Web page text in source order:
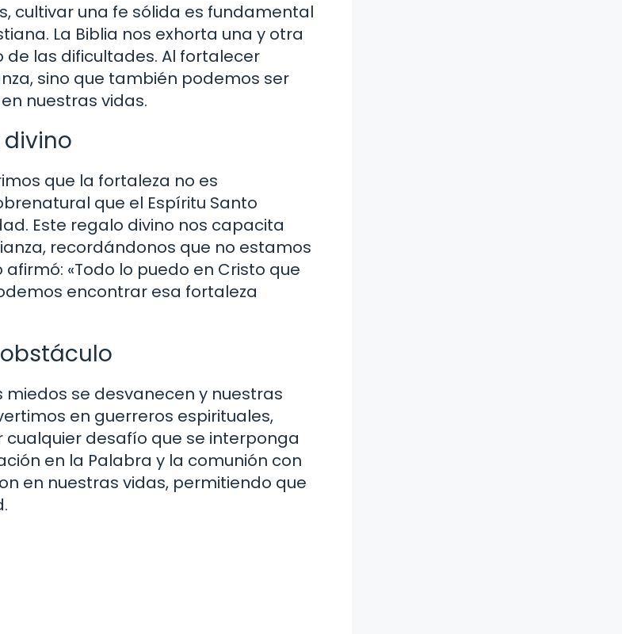
cultivar una fe sólida es fundamental
La Biblia nos exhorta una y otra
de las dificultades. Al fortalecer
sino que también podemos ser
nuestras vidas.
que la fortaleza no es
que el Espíritu Santo
Este regalo divino nos capacita
recordándonos que no estamos
«Todo lo puedo en Cristo que
encontrar esa fortaleza
se desvanecen y nuestras
en guerreros espirituales,
desafío que se interponga
en la Palabra y la comunión con
en nuestras vidas, permitiendo que